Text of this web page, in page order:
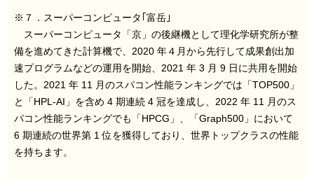
※７．スーパーコンピュータ｢富岳｣
スーパーコンピュータ「京」の後継機として理化学研究所が整
備を進めてきた計算機で、2020 年４月から先行して成果創出加
速プログラムなどの運用を開始、2021 年 3 月 9 日に共用を開始
した。2021 年 11 月のスパコン性能ランキングでは「TOP500」
と「HPL-AI」を含め 4 期連続 4 冠を達成し、2022 年 11 月のス
パコン性能ランキングでも「HPCG」、「Graph500」において
6 期連続の世界第 1 位を獲得しており、世界トップクラスの性能
を持ちます。